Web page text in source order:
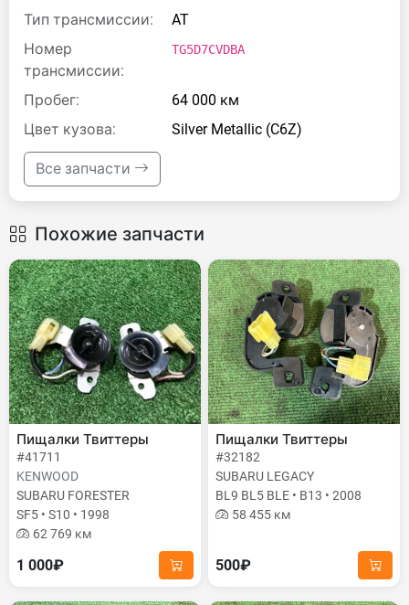
Тип трансмиссии:
AT
Номер
трансмиссии:
TG5D7CVDBA
Пробег:
64 000 км
Цвет кузова:
Silver Metallic (C6Z)
Все запчасти
Похожие запчасти
Пищалки Твиттеры
#41711
KENWOOD
SUBARU FORESTER
SF5 • S10 • 1998
62 769 км
1 000₽
Пищалки Твиттеры
#32182
SUBARU LEGACY
BL9 BL5 BLE • B13 • 2008
58 455 км
500₽